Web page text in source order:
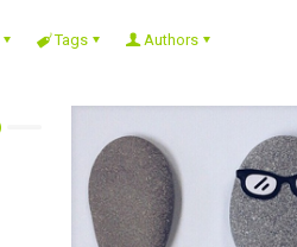
Tags Authors